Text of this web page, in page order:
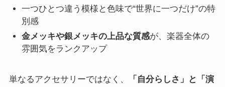
一つひとつ違う模様と色味で“世界に一つだけ”の特
別感
金メッキや銀メッキの上品な質感が、楽器全体の
雰囲気をランクアップ
単なるアクセサリーではなく、
「自分らしさ」と「演